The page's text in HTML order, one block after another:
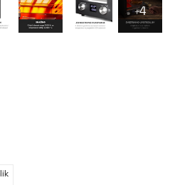
+4